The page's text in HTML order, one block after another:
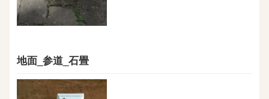
地面_参道_石畳